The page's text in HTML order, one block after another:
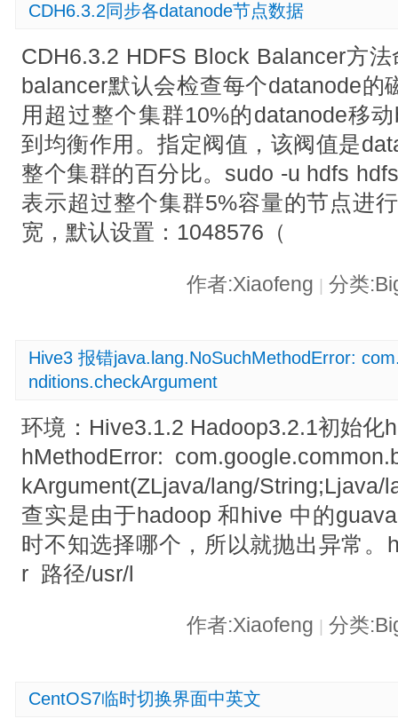
CDH6.3.2同步各datanode节点数据
CDH6.3.2 HDFS Block Balancer方
balancer默认会检查每个datanode的
用超过整个集群10%的datanode移
到均衡作用。指定阀值，该阀值是
整个集群的百分比。sudo -u hdfs
表示超过整个集群5%容量的节点进
宽，默认设置：1048576（
作者:Xiaofeng | 分类
Hive3 报错java.lang.NoSuchMethodError:
nditions.checkArgument
环境：Hive3.1.2 Hadoop3.2.1初始化
hMethodError:
kArgument(ZLjava/lang/
查实是由于hadoop 和hive 中的
时不知选择哪个，所以就抛出异常。
r 路径/usr/l
作者:Xiaofeng 分类
CentOS7临时切换界面中英文